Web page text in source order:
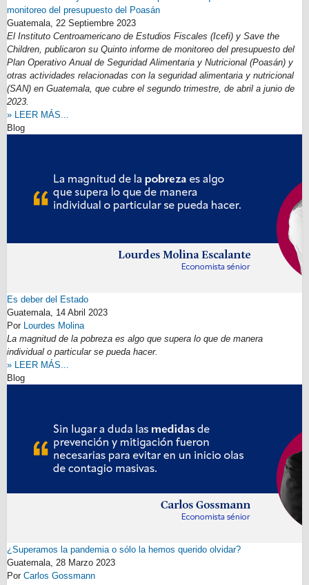
monitoreo del presupuesto del Poasán
Guatemala, 22 Septiembre 2023
El Instituto Centroamericano de Estudios Fiscales (Icefi) y Save the
Children, publicaron su Quinto informe de monitoreo del presupuesto del
Plan Operativo Anual de Seguridad Alimentaria y Nutricional (Poasán) y
otras actividades relacionadas con la seguridad alimentaria y nutricional
(SAN) en Guatemala, que cubre el segundo trimestre, de abril a junio de
2023.
» LEER MÁS...
Blog
Es deber del Estado
Guatemala, 14 Abril 2023
Por Lourdes Molina
La magnitud de la pobreza es algo que supera lo que de manera
individual o particular se pueda hacer.
» LEER MÁS...
Blog
¿Superamos la pandemia o sólo la hemos querido olvidar?
Guatemala, 28 Marzo 2023
Por Carlos Gossmann